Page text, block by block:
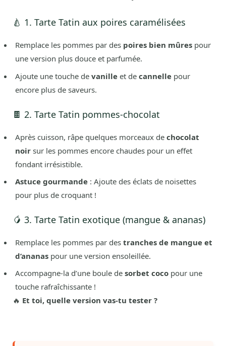
🍐 1. Tarte Tatin aux poires caramélisées
Remplace les pommes par des poires bien mûres pour
une version plus douce et parfumée.
Ajoute une touche de vanille et de cannelle pour
encore plus de saveurs.
🍫 2. Tarte Tatin pommes-chocolat
Après cuisson, râpe quelques morceaux de chocolat
noir sur les pommes encore chaudes pour un effet
fondant irrésistible.
Astuce gourmande : Ajoute des éclats de noisettes
pour plus de croquant !
🥭 3. Tarte Tatin exotique (mangue & ananas)
Remplace les pommes par des tranches de mangue et
d’ananas pour une version ensoleillée.
Accompagne-la d’une boule de sorbet coco pour une
touche rafraîchissante !
🔥 Et toi, quelle version vas-tu tester ?